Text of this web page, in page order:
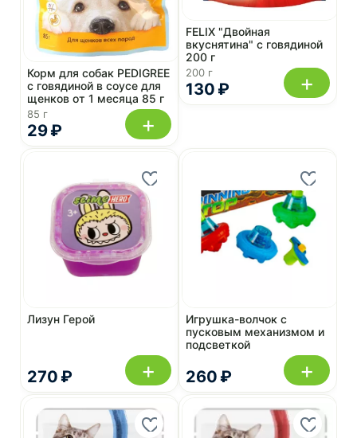
29 ₽
Корм для собак PEDIGREE
с говядиной в соусе для
щенков от 1 месяца 85 г
85 г +
130 ₽
FELIX "Двойная
вкуснятина" с говядиной
200 г
200 г +
270 ₽
Лизун Герой
+ 260 ₽
Игрушка-волчок с
пусковым механизмом и
подсветкой
+